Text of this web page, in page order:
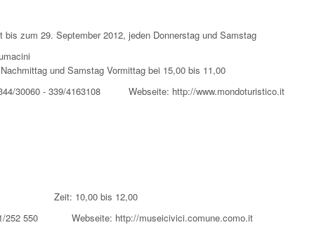
zum 29. September 2012, jeden Donnerstag und Samstag
Cumacini
und Samstag Vormittag bei 15,00 bis 11,00
30060 - 339/4163108 Webseite: http://www.mondoturistico.it
1 Zeit: 10,00 bis 12,00
550 Webseite: http://museicivici.comune.como.it